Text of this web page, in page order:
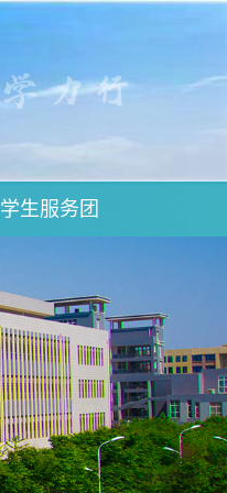
学生服务团